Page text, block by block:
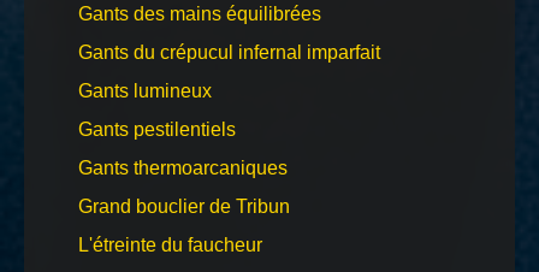
Gants des mains équilibrées
Gants du crépucul infernal imparfait
Gants lumineux
Gants pestilentiels
Gants thermoarcaniques
Grand bouclier de Tribun
L'étreinte du faucheur